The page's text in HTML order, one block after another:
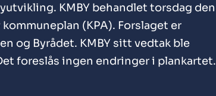
KMBY behandlet torsdag den
(KPA). Forslaget er
og Byrådet. KMBY sitt vedtak ble
foreslås ingen endringer i plankartet.